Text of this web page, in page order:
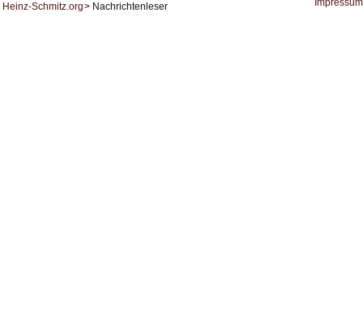
KI
Heinz-Schmitz.org Nachrichtenleser Impressum